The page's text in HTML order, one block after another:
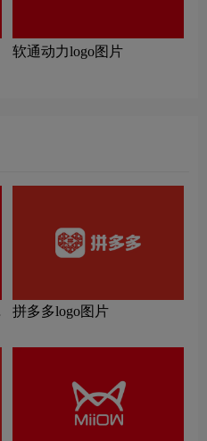
软通动力logo图片
拼多多logo图片